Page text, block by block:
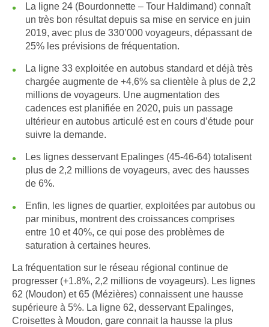
La ligne 24 (Bourdonnette – Tour Haldimand) connaît
un très bon résultat depuis sa mise en service en juin
2019, avec plus de 330’000 voyageurs, dépassant de
25% les prévisions de fréquentation.
La ligne 33 exploitée en autobus standard et déjà très
chargée augmente de +4,6% sa clientèle à plus de 2,2
millions de voyageurs. Une augmentation des
cadences est planifiée en 2020, puis un passage
ultérieur en autobus articulé est en cours d’étude pour
suivre la demande.
Les lignes desservant Epalinges (45-46-64) totalisent
plus de 2,2 millions de voyageurs, avec des hausses
de 6%.
Enfin, les lignes de quartier, exploitées par autobus ou
par minibus, montrent des croissances comprises
entre 10 et 40%, ce qui pose des problèmes de
saturation à certaines heures.
La fréquentation sur le réseau régional continue de
progresser (+1.8%, 2,2 millions de voyageurs). Les lignes
62 (Moudon) et 65 (Mézières) connaissent une hausse
supérieure à 5%. La ligne 62, desservant Epalinges,
Croisettes à Moudon, gare connait la hausse la plus